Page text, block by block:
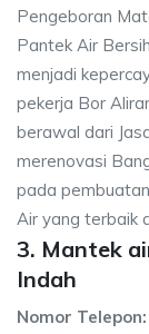
Pengeboran
Pantek Air
menjadi
pekerja Bor
berawal dari
merenovasi
pada
Air yang terbaik
3. Mantek
Indah
Nomor Telepon: